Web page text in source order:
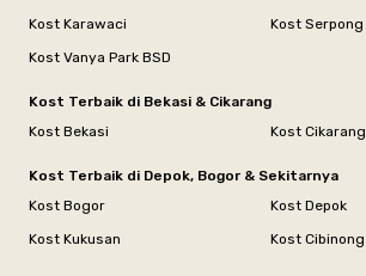
Kost Karawaci
Kost Serpong
Kost Vanya Park BSD
Kost Terbaik di Bekasi & Cikarang
Kost Bekasi
Kost Cikarang
Kost Terbaik di Depok, Bogor & Sekitarnya
Kost Bogor
Kost Depok
Kost Kukusan
Kost Cibinong